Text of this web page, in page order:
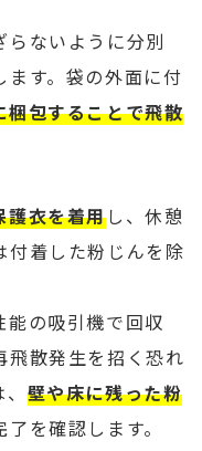
らないように分別
ます。袋の外面に付
梱包することで飛散
護衣を着用し、休憩
付着した粉じんを除
の吸引機で回収
飛散発生を招く恐れ
壁や床に残った粉
を確認します。